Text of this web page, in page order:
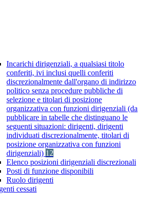
Incarichi dirigenziali, a qualsiasi titolo
conferiti, ivi inclusi quelli conferiti
discrezionalmente dall'organo di indirizzo
politico senza procedure pubbliche di
selezione e titolari di posizione
organizzativa con funzioni dirigenziali (da
pubblicare in tabelle che distinguano le
seguenti situazioni: dirigenti, dirigenti
individuati discrezionalmente, titolari di
posizione organizzativa con funzioni
dirigenziali) 12
Elenco posizioni dirigenziali discrezionali
Posti di funzione disponibili
Ruolo dirigenti
cessati